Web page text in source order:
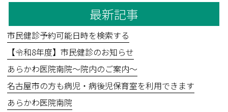
最新記事
市民健診予約可能日時を検索する
【令和8年度】市民健診のお知らせ
あらかわ医院南院～院内のご案内～
名古屋市の方も病児・病後児保育室を利用できます
あらかわ医院南院